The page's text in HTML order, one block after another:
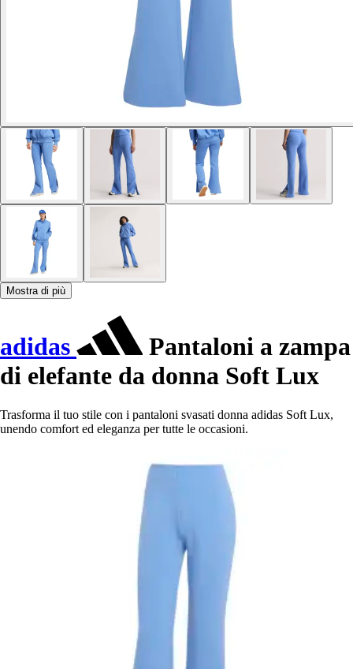
Mostra di più
adidas
Pantaloni a zampa
di elefante da donna Soft Lux
Trasforma il tuo stile con i pantaloni svasati donna adidas Soft Lux,
unendo comfort ed eleganza per tutte le occasioni.